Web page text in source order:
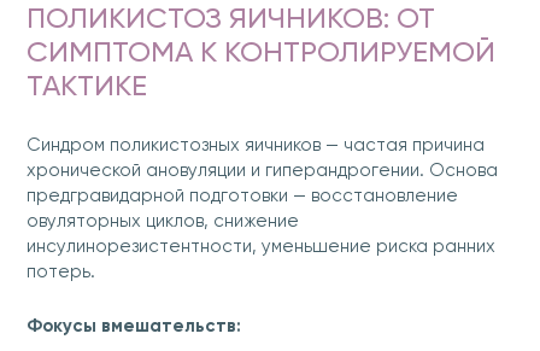
ПОЛИКИСТОЗ ЯИЧНИКОВ: ОТ
СИМПТОМА К КОНТРОЛИРУЕМОЙ
ТАКТИКЕ
Синдром поликистозных яичников — частая причина
хронической ановуляции и гиперандрогении. Основа
предгравидарной подготовки — восстановление
овуляторных циклов, снижение
инсулинорезистентности, уменьшение риска ранних
потерь.
Фокусы вмешательств: